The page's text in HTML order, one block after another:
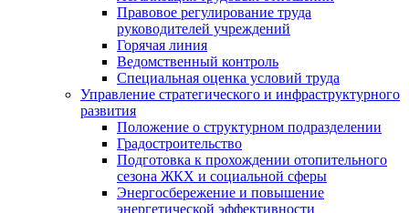
Правовое регулирование труда
руководителей учреждений
Горячая линия
Ведомственный контроль
Специальная оценка условий труда
Управление стратегического и инфраструктурного
развития
Положение о структурном подразделении
Градостроительство
Подготовка к прохождении отопительного
сезона ЖКХ и социальной сферы
Энергосбережение и повышение
энергетической эффективности